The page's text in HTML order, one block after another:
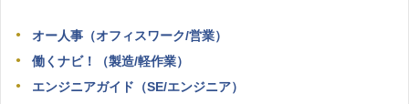
オー人事（オフィスワーク/営業）
働くナビ！（製造/軽作業）
エンジニアガイド（SE/エンジニア）